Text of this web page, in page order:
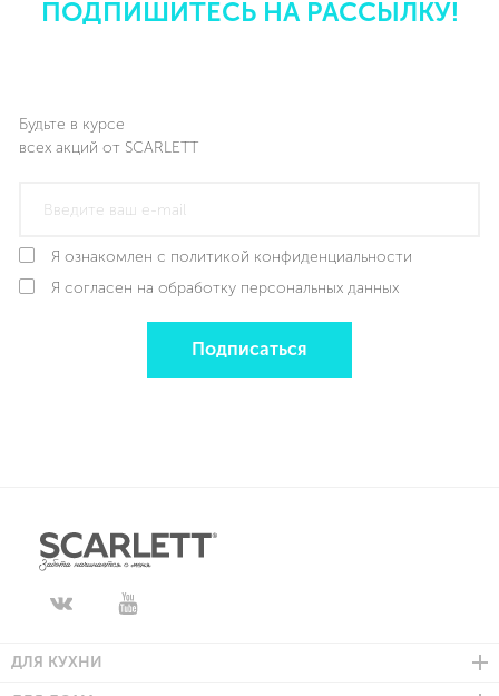
ПОДПИШИТЕСЬ НА РАССЫЛКУ!
Будьте в курсе
всех акций от SCARLETT
Я ознакомлен с политикой конфиденциальности
Я согласен на обработку персональных данных
Подписаться
ДЛЯ КУХНИ